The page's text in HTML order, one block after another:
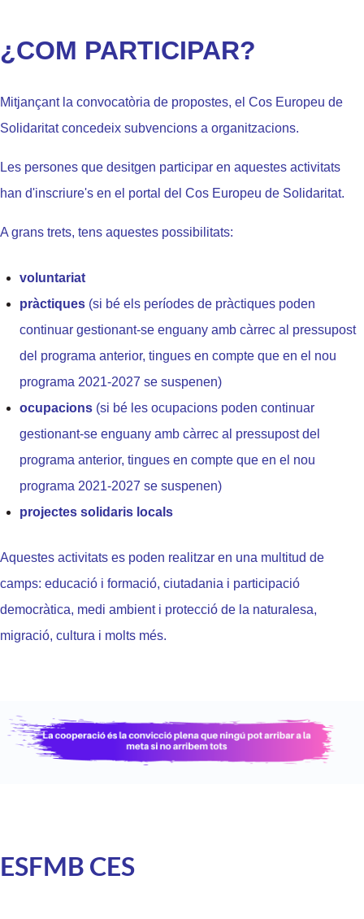
¿COM PARTICIPAR?
Mitjançant la convocatòria de propostes, el Cos Europeu de
Solidaritat concedeix subvencions a organitzacions.
Les persones que desitgen participar en aquestes activitats
han d'inscriure's en el portal del Cos Europeu de Solidaritat.
A grans trets, tens aquestes possibilitats:
voluntariat
pràctiques (si bé els períodes de pràctiques poden
continuar gestionant-se enguany amb càrrec al pressupost
del programa anterior, tingues en compte que en el nou
programa 2021-2027 se suspenen)
ocupacions (si bé les ocupacions poden continuar
gestionant-se enguany amb càrrec al pressupost del
programa anterior, tingues en compte que en el nou
programa 2021-2027 se suspenen)
projectes solidaris locals
Aquestes activitats es poden realitzar en una multitud de
camps: educació i formació, ciutadania i participació
democràtica, medi ambient i protecció de la naturalesa,
migració, cultura i molts més.
ESFMB CES